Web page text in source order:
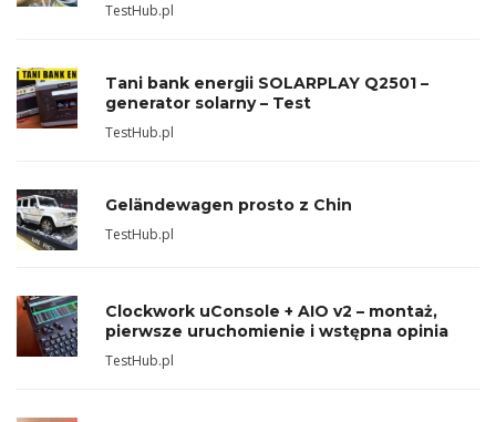
TestHub.pl
Tani bank energii SOLARPLAY Q2501 –
generator solarny – Test
TestHub.pl
Geländewagen prosto z Chin
TestHub.pl
Clockwork uConsole + AIO v2 – montaż,
pierwsze uruchomienie i wstępna opinia
TestHub.pl